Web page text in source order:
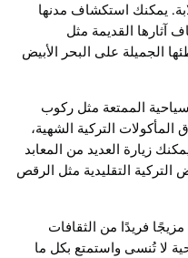
يمكنك استكشاف مدنها
آثارها القديمة مثل
الجميلة على البحر الأبيض
الممتعة مثل ركوب
المأكولات التركية الشهية،
زيارة العديد من المعابد
التركية التقليدية مثل الرقص
فريدًا من الثقافات
لا تُنسى واستمتع بكل ما